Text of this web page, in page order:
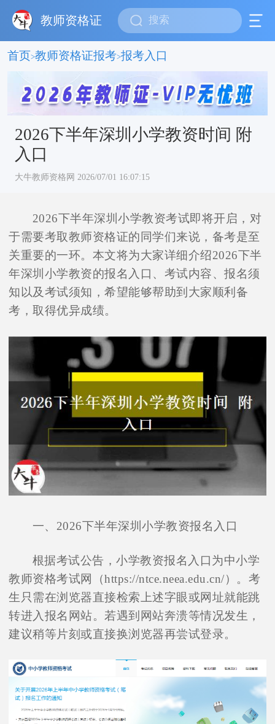
教师资格证
首页>教师资格证报考>报考入口
2026下半年深圳小学教资时间 附
入口
大牛教师资格网 2026/07/01 16:07:15
2026下半年深圳小学教资考试即将开启，对
于需要考取教师资格证的同学们来说，备考是至
关重要的一环。本文将为大家详细介绍2026下半
年深圳小学教资的报名入口、考试内容、报名须
知以及考试须知，希望能够帮助到大家顺利备
考，取得优异成绩。
一、2026下半年深圳小学教资报名入口
根据考试公告，小学教资报名入口为中小学
教师资格考试网（https://ntce.neea.edu.cn/）。考
生只需在浏览器直接检索上述字眼或网址就能跳
转进入报名网站。若遇到网站奔溃等情况发生，
建议稍等片刻或直接换浏览器再尝试登录。